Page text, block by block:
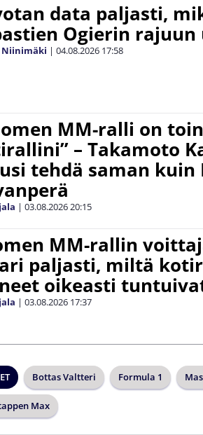
data paljasti,
Ogierin rajuun
Niinimäki | 04.08.2026 17:58
MM-ralli on
– Takamoto
tehdä saman kuin
| 03.08.202620:15
MM-rallin
paljasti, miltä
oikeasti
| 03.08.2026 17:37
Bottas Valtteri Formula 1
Max